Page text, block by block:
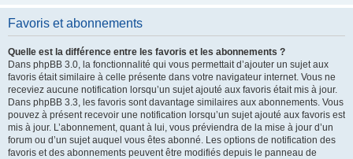
Favoris et abonnements
Quelle est la différence entre les favoris et les abonnements ?
Dans phpBB 3.0, la fonctionnalité qui vous permettait d’ajouter un sujet aux
favoris était similaire à celle présente dans votre navigateur internet. Vous ne
receviez aucune notification lorsqu’un sujet ajouté aux favoris était mis à jour.
Dans phpBB 3.3, les favoris sont davantage similaires aux abonnements. Vous
pouvez à présent recevoir une notification lorsqu’un sujet ajouté aux favoris est
mis à jour. L’abonnement, quant à lui, vous préviendra de la mise à jour d’un
forum ou d’un sujet auquel vous êtes abonné. Les options de notification des
favoris et des abonnements peuvent être modifiés depuis le panneau de